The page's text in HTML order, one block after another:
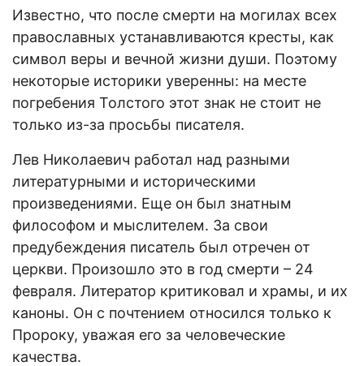
Известно, что после смерти на могилах всех
православных устанавливаются кресты, как
символ веры и вечной жизни души. Поэтому
некоторые историки уверенны: на месте
погребения Толстого этот знак не стоит не
только из-за просьбы писателя.
Лев Николаевич работал над разными
литературными и историческими
произведениями. Еще он был знатным
философом и мыслителем. За свои
предубеждения писатель был отречен от
церкви. Произошло это в год смерти – 24
февраля. Литератор критиковал и храмы, и их
каноны. Он с почтением относился только к
Пророку, уважая его за человеческие
качества.